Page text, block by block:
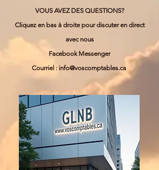
VOUS AVEZ DES QUESTIONS?
Cliquez en bas à droite pour discuter en direct
avec nous
Facebook Messenger
Courriel : info@voscomptables.ca